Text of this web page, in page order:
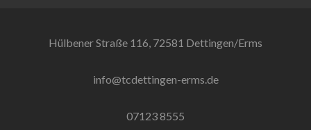
Hülbener Straße 116, 72581 Dettingen/Erms
info@tcdettingen-erms.de
07123 8555